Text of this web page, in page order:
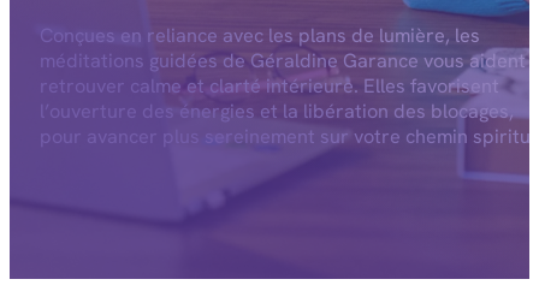
Conçues en reliance avec les plans de lumière, les
méditations guidées de Géraldine Garance vous aident
retrouver calme et clarté intérieure. Elles favorisent
l’ouverture des énergies et la libération des blocages,
pour avancer plus sereinement sur votre chemin